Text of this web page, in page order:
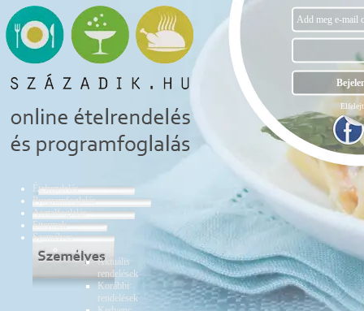
Ételrendelés
Programfoglalás
Asztalfoglalás
Éttermek
Személyes
Ételrendelés
Aktuális
rendelések
Korábbi
rendelések